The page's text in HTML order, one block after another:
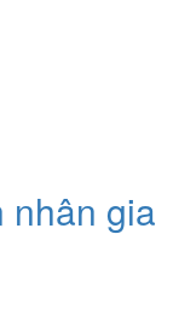
nhân gia